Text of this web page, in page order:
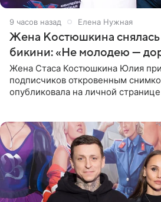
9 часов назад Елена Нужная
Жена Костюшкина
бикини: «Не молодею —
Жена Стаса Костюшкина Юлия
подписчиков откровенным
опубликовала на личной